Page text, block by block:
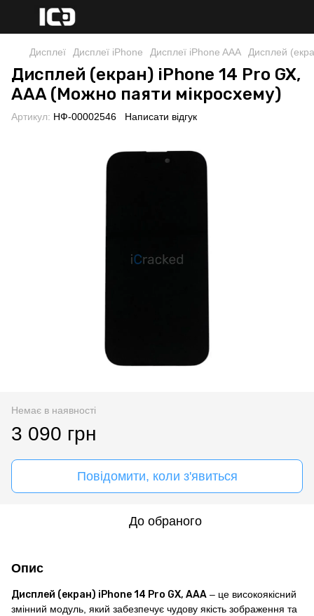
Дисплеї Дисплеї iPhone Дисплеї iPhone AAA Дисплей
Дисплей (екран) iPhone 14 Pro GX,
AAA (Можно паяти мікросхему)
Артикул: НФ-00002546 Написати відгук
Немає в наявності
3 090 грн
Повідомити, коли з'явиться
До обраного
Опис
Дисплей (екран) iPhone 14 Pro GX, AAA – це високоякісний
змінний модуль, який забезпечує чудову якість зображення та